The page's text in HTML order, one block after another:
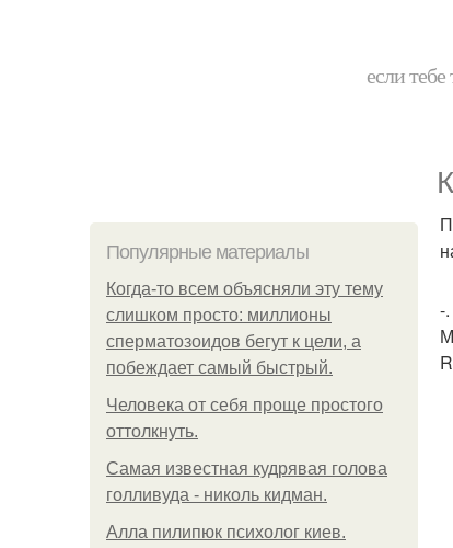
если
Популярные материалы
Когда-то всем объясняли эту тему
слишком просто: миллионы
сперматозоидов бегут к цели, а
побеждает самый быстрый.
Человека от себя проще простого
оттолкнуть.
Самая известная кудрявая голова
голливуда - николь кидман.
Алла пилипюк психолог киев.
-.